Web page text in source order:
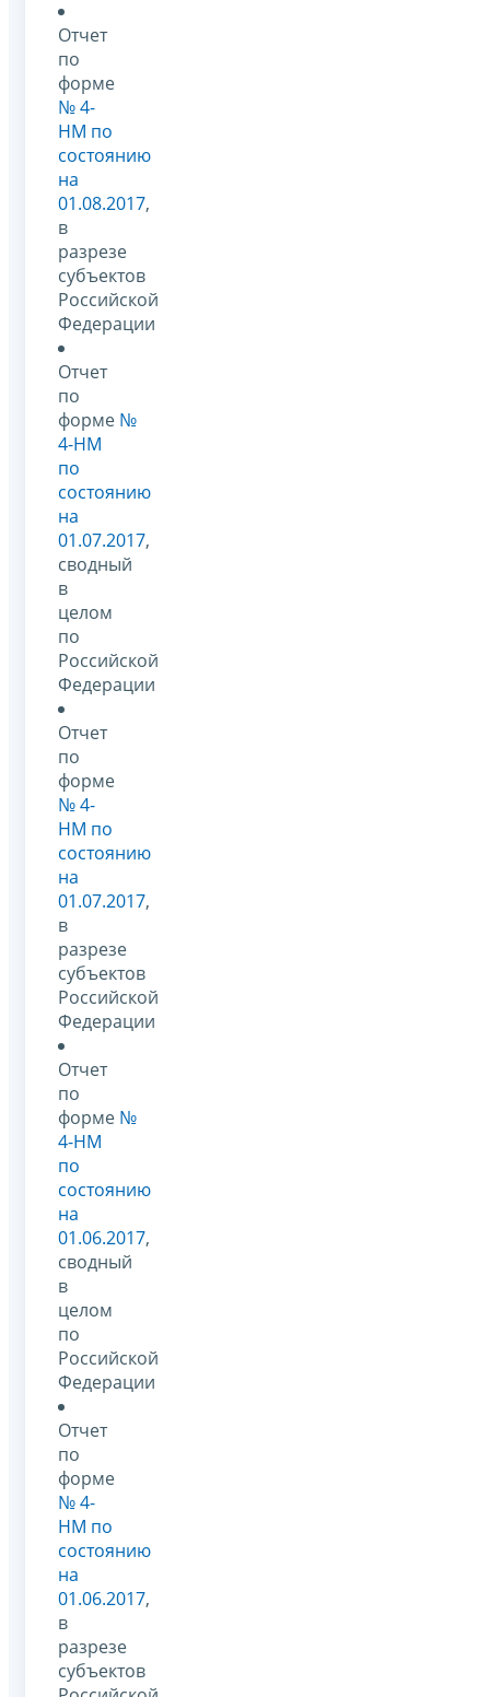
Отчет
по
форме
№ 4-
НМ по
состоянию
на
01.08.2017,
в
разрезе
субъектов
Российской
Федерации
Отчет
по
форме №
4-НМ
по
состоянию
на
01.07.2017,
сводный
в
целом
по
Российской
Федерации
Отчет
по
форме
№ 4-
НМ по
состоянию
на
01.07.2017,
в
разрезе
субъектов
Российской
Федерации
Отчет
по
форме №
4-НМ
по
состоянию
на
01.06.2017,
сводный
в
целом
по
Российской
Федерации
Отчет
по
форме
№ 4-
НМ по
состоянию
на
01.06.2017,
в
разрезе
субъектов